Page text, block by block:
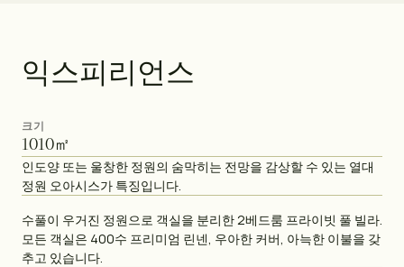
익스피리언스
크기
1010㎡
인도양 또는 울창한 정원의 숨막히는 전망을 감상할 수 있는 열대
정원 오아시스가 특징입니다.
수풀이 우거진 정원으로 객실을 분리한 2베드룸 프라이빗 풀 빌라.
모든 객실은 400수 프리미엄 린넨, 우아한 커버, 아늑한 이불을 갖
추고 있습니다.